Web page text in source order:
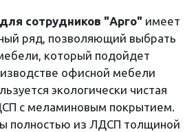
сотрудников "Арго" имеет
ряд, позволяющий выбрать
который подойдет
офисной мебели
экологически чистая
с меламиновым покрытием.
полностью из ЛДСП толщиной